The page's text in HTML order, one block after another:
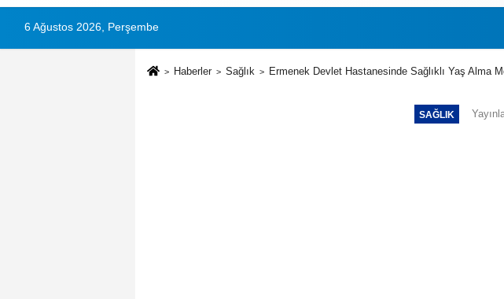
6 Ağustos 2026, Perşembe
Haberler Sağlık Ermenek Devlet Hastanesinde Sağlıklı Yaş Alma
SAĞLIK